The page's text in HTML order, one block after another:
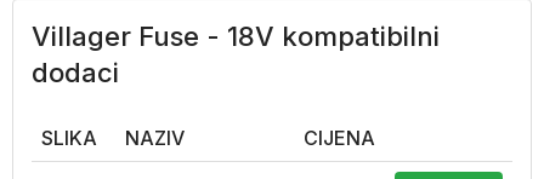
Villager Fuse - 18V kompatibilni
dodaci
SLIKA NAZIV CIJENA